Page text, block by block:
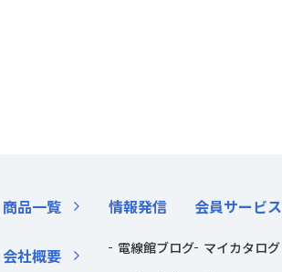
商品一覧
会社概要
情報発信
電線館ブログ
会員サービス
マイカタログ